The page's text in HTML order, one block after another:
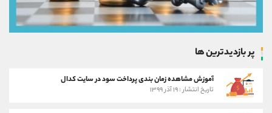
پر بازدیدترین ها
آموزش مشاهده زمان بندی پرداخت سود در سایت کدال
تاریخ انتشار : ۱۹ آذر ۱۳۹۹